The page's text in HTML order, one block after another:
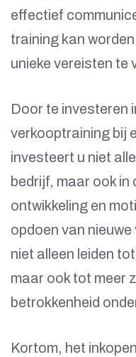
effectief
training kan
unieke vereisten te
Door te investeren
verkooptraining bij
investeert u niet
bedrijf, maar ook in
ontwikkeling en
opdoen van nieuwe
niet alleen leiden
maar ook tot meer
betrokkenheid
Kortom, het